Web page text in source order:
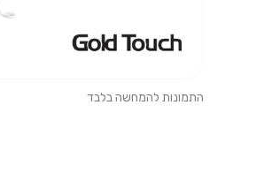
התמונות להמחשה בלבד